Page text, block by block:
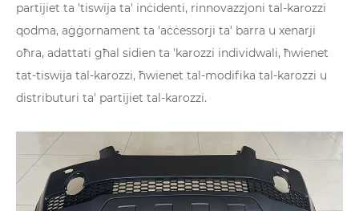
partijiet ta 'tiswija ta' inċidenti, rinnovazzjoni tal-karozzi
qodma, aġġornament ta 'aċċessorji ta' barra u xenarji
oħra, adattati għal sidien ta 'karozzi individwali, ħwienet
tat-tiswija tal-karozzi, ħwienet tal-modifika tal-karozzi u
distributuri ta' partijiet tal-karozzi.